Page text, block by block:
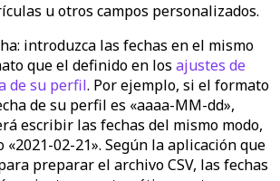
u otros campos personalizados.
introduzca las fechas en el mismo
que el definido en los ajustes de
de su perfil. Por ejemplo, si el formato
de su perfil es «aaaa-MM-dd»,
escribir las fechas del mismo modo,
«2021-02-21». Según la aplicación que
preparar el archivo CSV, las fechas